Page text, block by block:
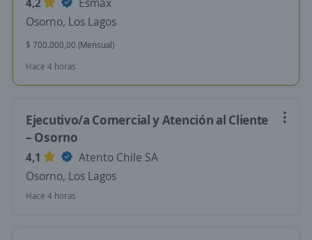
Osorno, Los Lagos
$ 700.000,00 (Mensual)
Hace 4 horas
Ejecutivo/a Comercial y Atención al Cliente
– Osorno
4,1
Atento Chile SA
Osorno, Los Lagos
Hace 4 horas